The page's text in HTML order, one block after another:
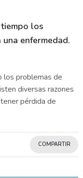
los
enfermedad.
los problemas de
diversas razones
pérdida de
COMPARTIR